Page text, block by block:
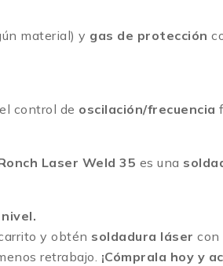
material) y gas de protección
control de oscilación/frecuencia
Laser Weld 35 es una
y obtén soldadura láser con
retrabajo. ¡Cómprala hoy y